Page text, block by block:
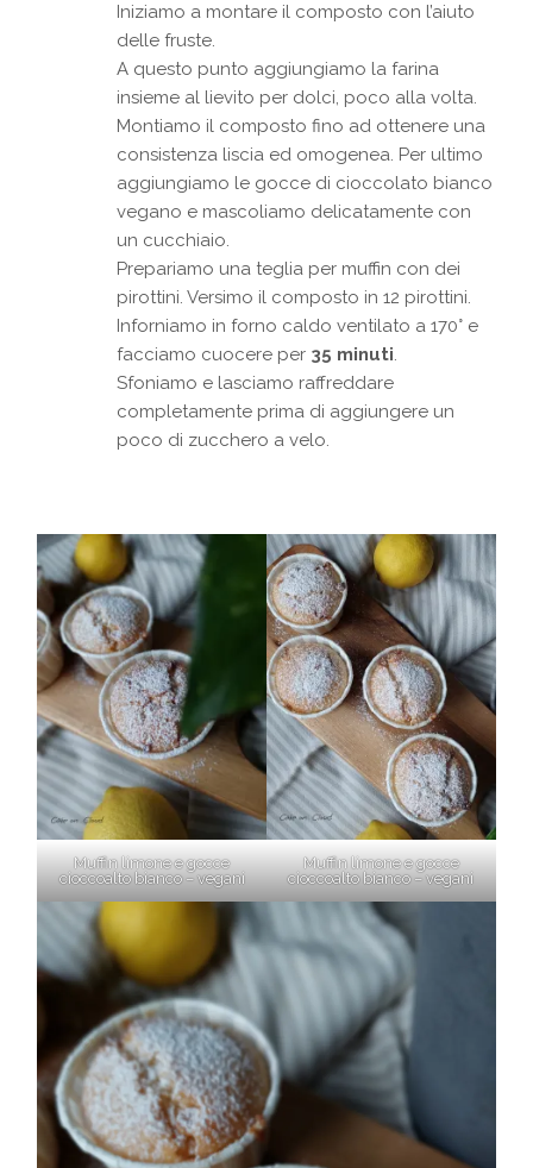
Iniziamo a montare il composto con l’aiuto
delle fruste.
A questo punto aggiungiamo la farina
insieme al lievito per dolci, poco alla volta.
Montiamo il composto fino ad ottenere una
consistenza liscia ed omogenea. Per ultimo
aggiungiamo le gocce di cioccolato bianco
vegano e mascoliamo delicatamente con
un cucchiaio.
Prepariamo una teglia per muffin con dei
pirottini. Versimo il composto in 12 pirottini.
Inforniamo in forno caldo ventilato a 170° e
facciamo cuocere per 35 minuti.
Sfoniamo e lasciamo raffreddare
completamente prima di aggiungere un
poco di zucchero a velo.
Muffin limone e gocce
cioccoalto bianco – vegani
Muffin limone e gocce
cioccoalto bianco – vegani